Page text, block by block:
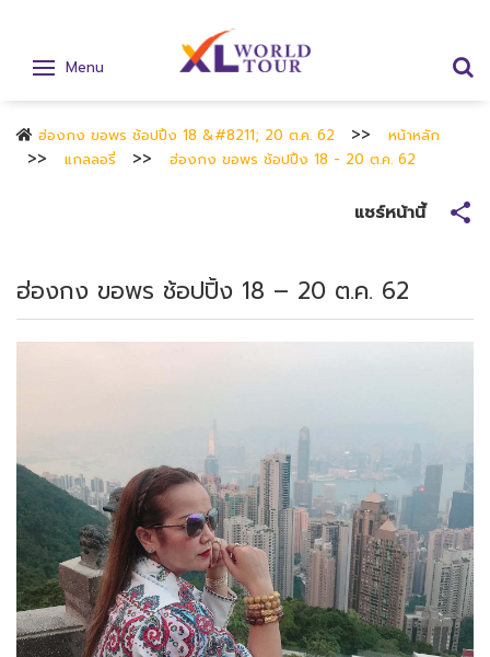
Menu
ฮ่องกง ขอพร ช้อปปิ้ง 18 &#8211; 20 ต.ค. 62
หน้าหลัก
แกลลอรี่
ฮ่องกง ขอพร ช้อปปิ้ง 18 - 20 ต.ค. 62
แชร์หน้านี้
ฮ่องกง ขอพร ช้อปปิ้ง 18 – 20 ต.ค. 62